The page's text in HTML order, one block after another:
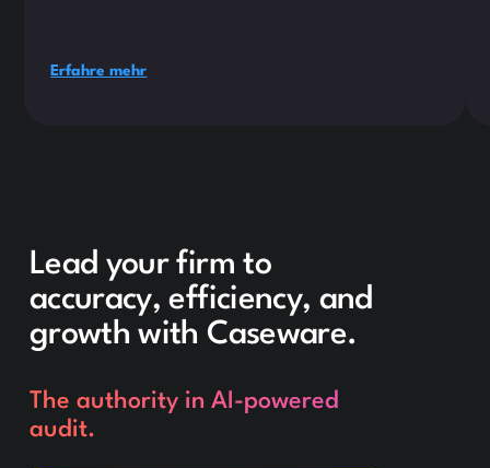
Erfahre mehr
Lead your firm to
accuracy, efficiency, and
growth with Caseware.
The authority in AI-powered
audit.